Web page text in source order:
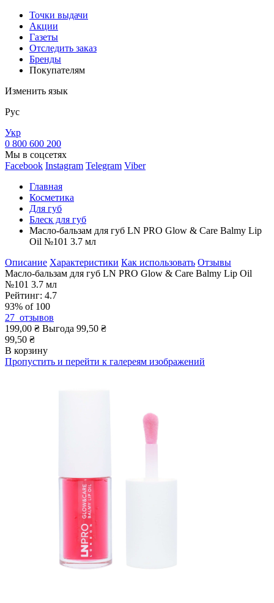
Точки выдачи
Акции
Газеты
Отследить заказ
Бренды
Покупателям
Изменить язык
Рус
Укр
0 800 600 200
Мы в соцсетях
Facebook Instagram Telegram Viber
Главная
Косметика
Для губ
Блеск для губ
Масло-бальзам для губ LN PRO Glow & Сare Balmy Lip
Oil №101 3.7 мл
Описание Характеристики Как использовать Отзывы
Масло-бальзам для губ LN PRO Glow & Сare Balmy Lip Oil
№101 3.7 мл
Рейтинг: 4.7
93% of 100
27 отзывов
199,00 ₴ Выгода 99,50 ₴
99,50 ₴
В корзину
Пропустить и перейти к галереям изображений